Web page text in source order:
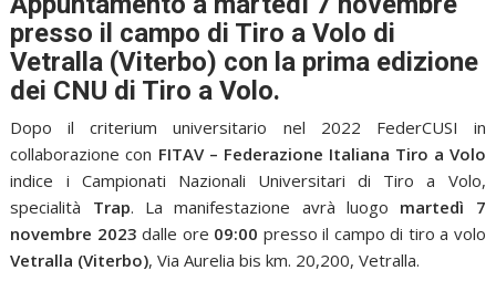
presso il campo di Tiro a Volo di
Vetralla (Viterbo) con la prima edizione
dei CNU di Tiro a Volo.
Dopo il criterium universitario nel 2022 FederCUSI in
collaborazione con FITAV – Federazione Italiana Tiro a Volo
indice i Campionati Nazionali Universitari di Tiro a Volo,
specialità Trap. La manifestazione avrà luogo martedì 7
novembre 2023 dalle ore 09:00 presso il campo di tiro a volo
Vetralla (Viterbo), Via Aurelia bis km. 20,200, Vetralla.